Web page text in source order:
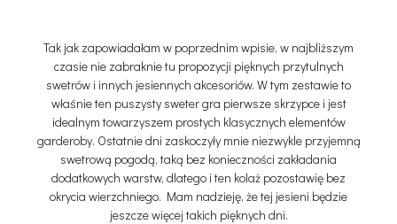
Tak jak zapowiadałam w poprzednim wpisie, w najbliższym
czasie nie zabraknie tu propozycji pięknych przytulnych
swetrów i innych jesiennych akcesoriów. W tym zestawie to
właśnie ten puszysty sweter gra pierwsze skrzypce i jest
idealnym towarzyszem prostych klasycznych elementów
garderoby. Ostatnie dni zaskoczyły mnie niezwykle przyjemną
swetrową pogodą, taką bez konieczności zakładania
dodatkowych warstw, dlatego i ten kolaż pozostawię bez
okrycia wierzchniego. Mam nadzieję, że tej jesieni będzie
jeszcze więcej takich pięknych dni.